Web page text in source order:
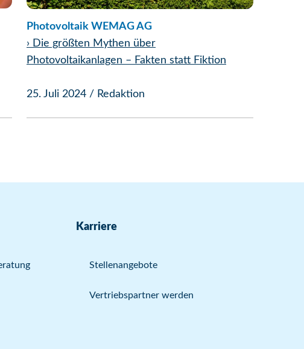
Photovoltaik WEMAG AG
› Die größten Mythen über
Photovoltaikanlagen – Fakten statt Fiktion
25. Juli 2024 / Redaktion
Karriere
Stellenangebote
Vertriebspartner werden